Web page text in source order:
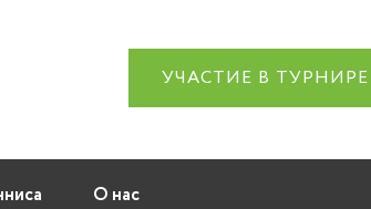
УЧАСТИЕ В ТУРНИРЕ
О нас